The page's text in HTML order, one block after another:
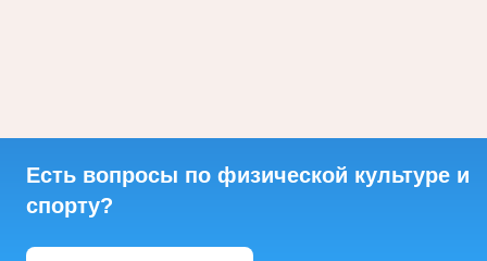
Есть вопросы по физической культуре и
спорту?